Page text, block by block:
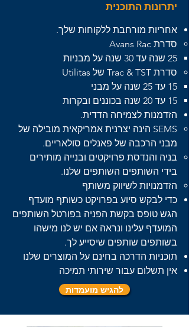
יתרונות התוכנית
אחריות מורחבת ללקוחות שלך.
סדרת Avans Rac
25 שנה עד 30 שנה על מבניות
סדרת Trac & TST של Utilitas
15 עד 25 שנה על מבני
15 עד 20 שנה בכוננים ובקרות
הזדמנות לצמיחה הדדית.
SEMS הינה יצרנית אמריקאית מובילה של
מבני הרכבה של פאנלים סולאריים.
בניה והנדסת פרויקטים ובנייה מותירים
בידי השותפים השותפים שלנו.
הזדמנויות לשיווק משותף
כדי לבקש סיוע בפרויקט כשותף מועדף
הגש טופס בקשת הפניה בפורטל השותפים
המועדף עלינו ונראה אם יש לנו מישהו
בשותפים שותפים שיסייע לך.
תוכניות הדרכה בחינם על המוצרים שלנו
אין תשלום עבור שירותי תמיכה
להגיש מועמדות